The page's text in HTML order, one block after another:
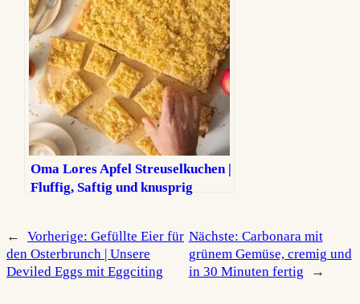
Oma Lores Apfel Streuselkuchen |
Fluffig, Saftig und knusprig
← Vorherige: Gefüllte Eier für
den Osterbrunch | Unsere
Deviled Eggs mit Eggciting
Nächste: Carbonara mit
grünem Gemüse, cremig und
in 30 Minuten fertig
→